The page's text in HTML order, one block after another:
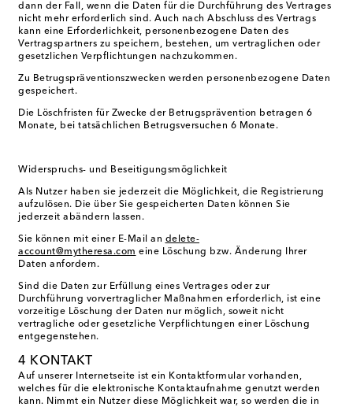
dann der Fall, wenn die Daten für die Durchführung des Vertrages
nicht mehr erforderlich sind. Auch nach Abschluss des Vertrags
kann eine Erforderlichkeit, personenbezogene Daten des
Vertragspartners zu speichern, bestehen, um vertraglichen oder
gesetzlichen Verpflichtungen nachzukommen.
Zu Betrugspräventionszwecken werden personenbezogene Daten
gespeichert.
Die Löschfristen für Zwecke der Betrugsprävention betragen 6
Monate, bei tatsächlichen Betrugsversuchen 6 Monate.
Widerspruchs- und Beseitigungsmöglichkeit
Als Nutzer haben sie jederzeit die Möglichkeit, die Registrierung
aufzulösen. Die über Sie gespeicherten Daten können Sie
jederzeit abändern lassen.
Sie können mit einer E-Mail an delete-
account@mytheresa.com eine Löschung bzw. Änderung Ihrer
Daten anfordern.
Sind die Daten zur Erfüllung eines Vertrages oder zur
Durchführung vorvertraglicher Maßnahmen erforderlich, ist eine
vorzeitige Löschung der Daten nur möglich, soweit nicht
vertragliche oder gesetzliche Verpflichtungen einer Löschung
entgegenstehen.
4 KONTAKT
Auf unserer Internetseite ist ein Kontaktformular vorhanden,
welches für die elektronische Kontaktaufnahme genutzt werden
kann. Nimmt ein Nutzer diese Möglichkeit war, so werden die in